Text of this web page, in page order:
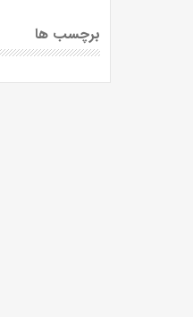
برچسب ها